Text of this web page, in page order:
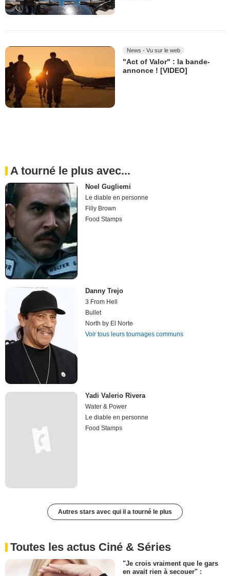
News - Vu sur le web
"Act of Valor" : la bande-
annonce ! [VIDEO]
A tourné le plus avec...
Noel Gugliemi
Le diable en personne
Filly Brown
Food Stamps
Danny Trejo
3 From Hell
Bullet
North by El Norte
Voir tous leurs tournages communs
Yadi Valerio Rivera
Water & Power
Le diable en personne
Food Stamps
Autres stars avec qui il a tourné le plus
Toutes les actus Ciné & Séries
"Je crois vraiment que le gars
en avait rien à secouer" :